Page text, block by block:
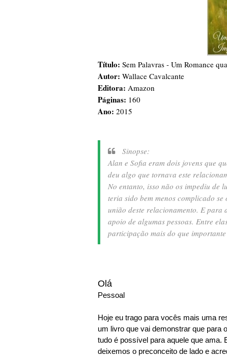
Título: Sem Palavras - Um Romance
Autor: Wallace Cavalcante
Editora: Amazon
Páginas: 160
Ano: 2015
Sinopse:
Alan e Sofia eram dois jovens que
deu algo que tornava este
No entanto, isso não os impediu de
teria sido bem menos complicado
união deste relacionamento. E para
apoio de algumas pessoas. Entre
participação mais do que
Olá
Pessoal
Hoje eu trago para vocês mais uma
um livro que vai demonstrar que para
tudo é possível para aquele que ama.
deixemos o preconceito de lado e